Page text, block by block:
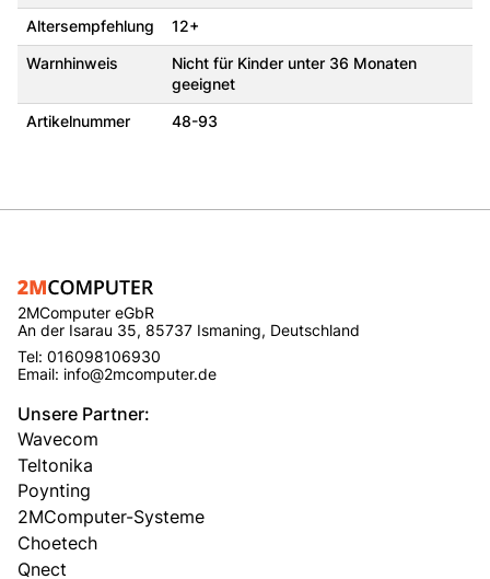
Altersempfehlung 12+
Warnhinweis
Nicht für Kinder unter 36 Monaten
geeignet
Artikelnummer 48-93
2MComputer eGbR
An der Isarau 35, 85737 Ismaning, Deutschland
Tel: 016098106930
Email: info@2mcomputer.de
Unsere Partner:
Wavecom
Teltonika
Poynting
2MComputer-Systeme
Choetech
Qnect